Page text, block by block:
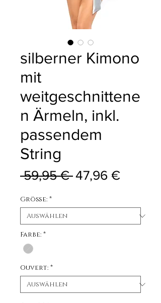
silberner Kimono
mit
weitgeschnittene
n Ärmeln, inkl.
passendem
String
59,95 € Standardpreis
47,96 €Sale-
Größe: *
Farbe: *
Ouvert: *